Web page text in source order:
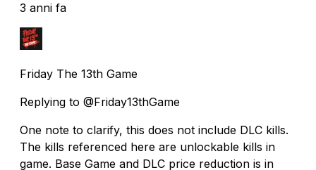
3 anni fa
Friday The 13th Game
Replying to @Friday13thGame
One note to clarify, this does not include DLC kills.
The kills referenced here are unlockable kills in
game. Base Game and DLC price reduction is in